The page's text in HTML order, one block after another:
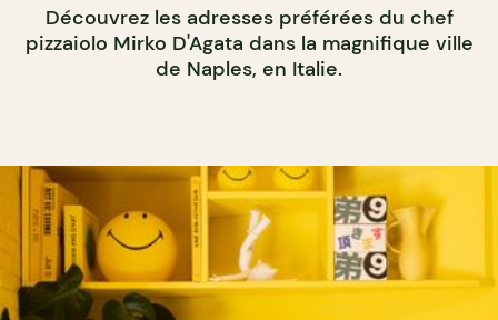
Découvrez les adresses préférées du chef
pizzaiolo Mirko D'Agata dans la magnifique ville
de Naples, en Italie.